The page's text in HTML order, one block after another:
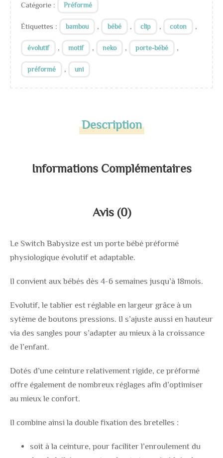
Catégorie : Préformé
Étiquettes : bambou , bébé , clip , coton ,
évolutif , motif , neko , porte-bébé ,
préformé , uni
Description
Informations Complémentaires
Avis (0)
Le Switch Babysize est un porte bébé préformé
physiologique évolutif et adaptable.
Il convient aux bébés dès 4-6 semaines jusqu’à 18mois.
Evolutif, le tablier est réglable en largeur grâce à un
sytème de boutons pressions. Il s’ajuste aussi en hauteur
via des sangles pour s’adapter au mieux à la croissance
de l’enfant.
Dotés d’une ceinture relativement rigide, ce préformé
offre également de nombreux réglages afin d’optimiser
au mieux le confort.
Il combine ainsi la double fixation des bretelles :
soit à la ceinture, pour faciliter l’enroulement du